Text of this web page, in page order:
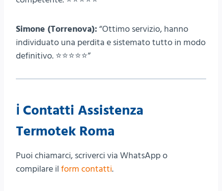
Simone (Torrenova): “Ottimo servizio, hanno
individuato una perdita e sistemato tutto in modo
definitivo. ⭐⭐⭐⭐⭐”
ℹ️ Contatti Assistenza
Termotek Roma
Puoi chiamarci, scriverci via WhatsApp o
compilare il form contatti.